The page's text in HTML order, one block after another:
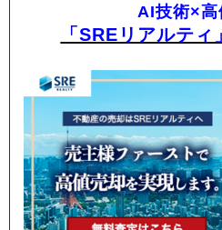
AI技術×高
「SREリアルテ